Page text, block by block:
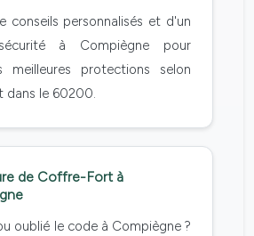
conseils personnalisés et d'un
à Compiègne pour
meilleures protections selon
dans le 60200.
de Coffre-Fort à
oublié le code à Compiègne ?